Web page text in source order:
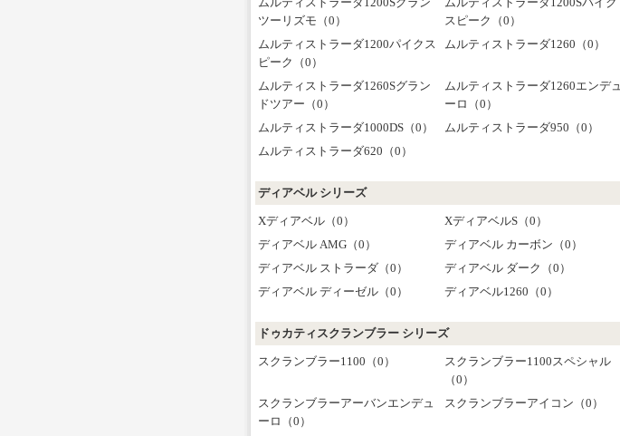
ツーリズモ（0）
スピーク（0）
ムルティストラーダ1200パイクス
ピーク（0）
ムルティストラーダ1260（0）
ムルティストラーダ1260Sグラン
ドツアー（0）
ムルティストラーダ1260エンデュ
ーロ（0）
ムルティストラーダ1000DS（0）
ムルティストラーダ950（0）
ムルティストラーダ620（0）
ディアベル シリーズ
Xディアベル（0） XディアベルS（0）
ディアベル AMG（0）
ディアベル カーボン（0）
ディアベル ストラーダ（0）
ディアベル ダーク（0）
ディアベル ディーゼル（0）
ディアベル1260（0）
ドゥカティスクランブラー シリーズ
スクランブラー1100（0）
スクランブラー1100スペシャル
（0）
スクランブラーアーバンエンデュ
ーロ（0）
スクランブラーアイコン（0）